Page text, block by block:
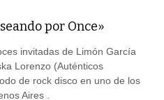
por Once»
invitadas de Limón García
Lorenzo (Auténticos
de rock disco en uno de los
Aires .